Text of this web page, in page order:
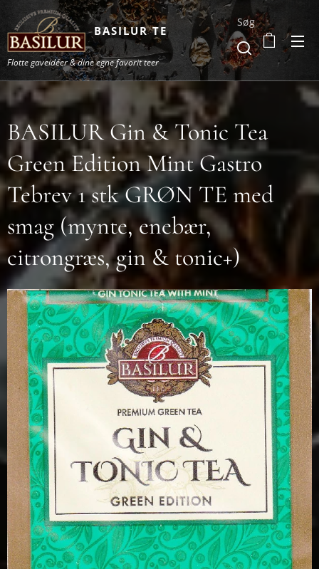
BASILUR TE
Flotte gaveidéer & dine egne favorit teer
Søg
BASILUR Gin & Tonic Tea
Green Edition Mint Gastro
Tebrev 1 stk GRØN TE med
smag (mynte, enebær,
citrongræs, gin & tonic+)